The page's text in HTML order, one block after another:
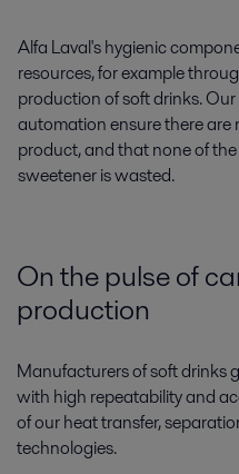
Alfa Laval's hygienic
resources, for example
production of soft drinks.
automation ensure there are
product, and that none of
sweetener is wasted.
On the pulse of
production
Manufacturers of soft drinks
with high repeatability and
of our heat transfer,
technologies.